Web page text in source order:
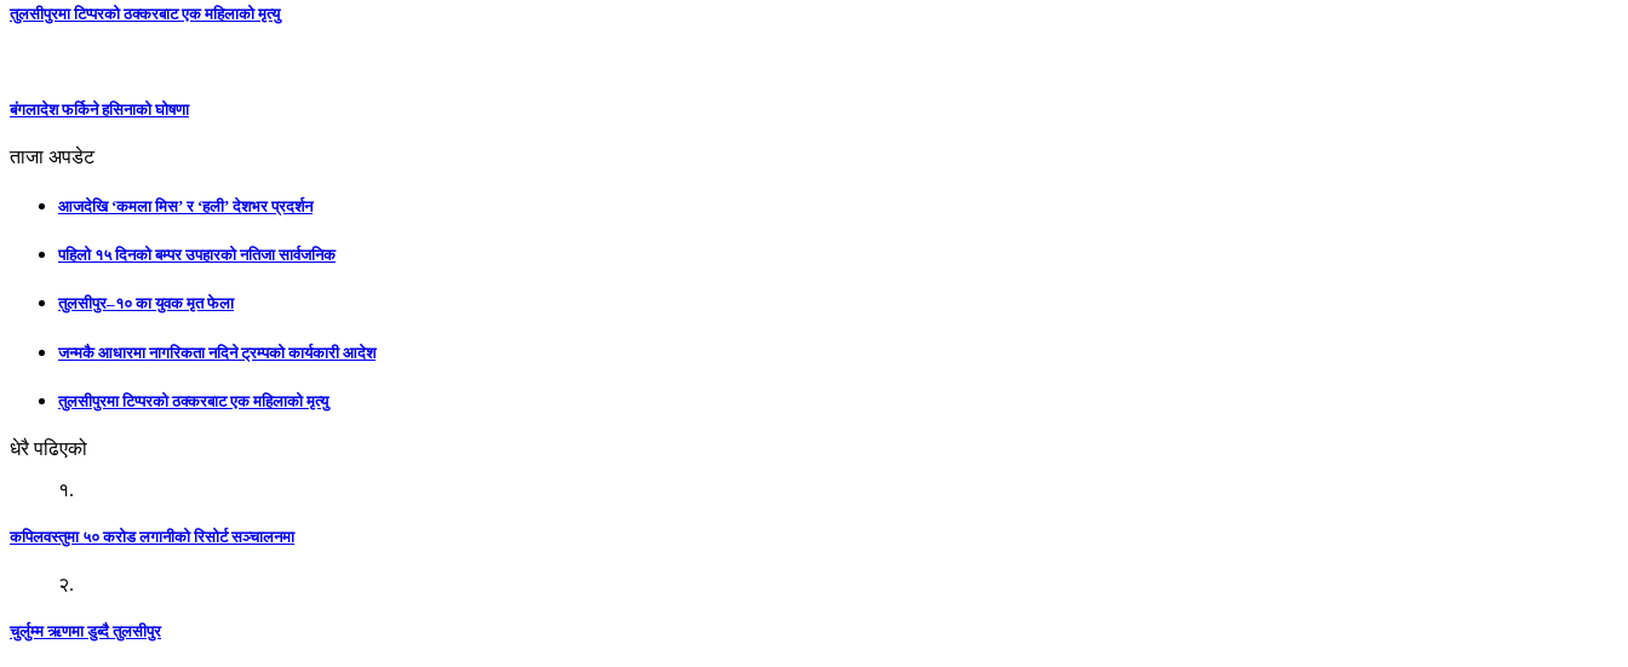
तुलसीपुरमा टिप्परको ठक्करबाट एक महिलाको मृत्यु
बंगलादेश फर्किने हसिनाको घोषणा
ताजा अपडेट
आजदेखि ‘कमला मिस’ र ‘हली’ देशभर प्रदर्शन
पहिलो १५ दिनको बम्पर उपहारको नतिजा सार्वजनिक
तुलसीपुर–१० का युवक मृत फेला
जन्मकै आधारमा नागरिकता नदिने ट्रम्पको कार्यकारी आदेश
तुलसीपुरमा टिप्परको ठक्करबाट एक महिलाको मृत्यु
धेरै पढिएको
१.
कपिलवस्तुमा ५० करोड लगानीको रिसोर्ट सञ्चालनमा
२.
चुर्लुम्म ऋणमा डुब्दै तुलसीपुर